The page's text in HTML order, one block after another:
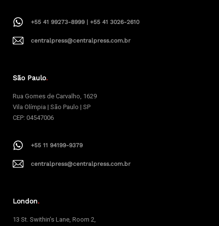
+55 41 99273-8999 | +55 41 3026-2610
centralpress@centralpress.com.br
São Paulo.
Rua Gomes de Carvalho, 1629
Vila Olímpia | São Paulo | SP
CEP: 04547006
+55 11 94199-9379
centralpress@centralpress.com.br
London.
13 St. Swithin’s Lane, Room 2,